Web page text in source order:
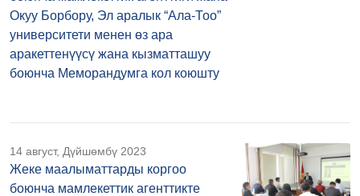
Окуу Борбору, Эл аралык “Ала-Тоо”
университети менен өз ара
аракеттенүүсү жана кызматташуу
боюнча Меморандумга кол коюшту
14 август, Дүйшөмбү 2023
Жеке маалыматтарды коргоо
боюнча мамлекеттик агенттикте